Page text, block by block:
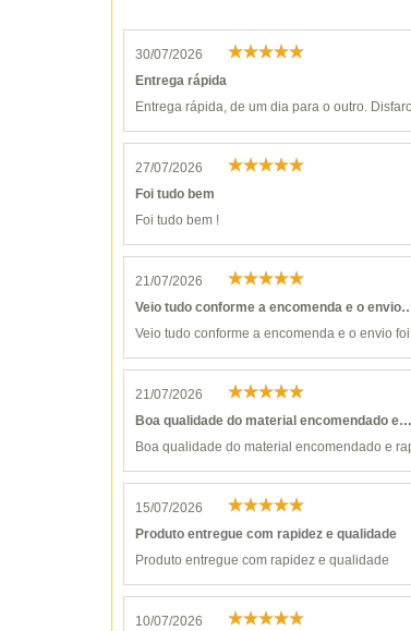
30/07/2026
Entrega rápida
Entrega rápida, de um dia para o outro.
27/07/2026
Foi tudo bem
Foi tudo bem !
21/07/2026
Veio tudo conforme a encomenda e o
Veio tudo conforme a encomenda e o envio
21/07/2026
Boa qualidade do material encomendado e…
Boa qualidade do material encomendado e
15/07/2026
Produto entregue com rapidez e qualidade
Produto entregue com rapidez e qualidade
10/07/2026